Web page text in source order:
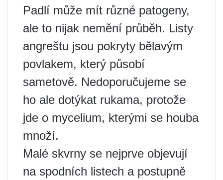
Padlí může mít různé patogeny,
ale to nijak nemění průběh. Listy
angreštu jsou pokryty bělavým
povlakem, který působí
sametově. Nedoporučujeme se
ho ale dotýkat rukama, protože
jde o mycelium, kterými se houba
množí.
Malé skvrny se nejprve objevují
na spodních listech a postupně